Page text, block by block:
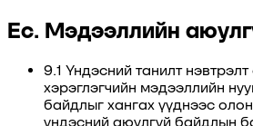
Ес. Мэдээллийн
9.1 Үндэсний танилт
хэрэглэгчийн мэдээллийн
байдлыг хангах үүднээс
үндэсний аюулгүй байдлын